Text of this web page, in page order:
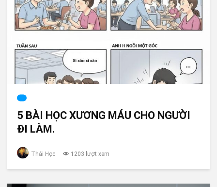
5 BÀI HỌC XƯƠNG MÁU CHO NGƯỜI
ĐI LÀM.
Thái Học 1203 lượt xem